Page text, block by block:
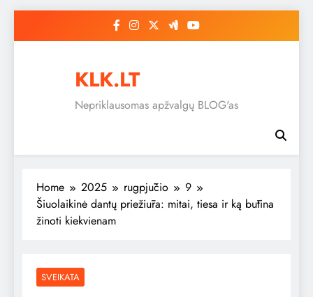
KLK.LT
Nepriklausomas apžvalgų BLOG'as
Home 2025 rugpjūčio
9
Šiuolaikinė dantų priežiūra: mitai, tiesa ir ką būtina
žinoti kiekvienam
SVEIKATA